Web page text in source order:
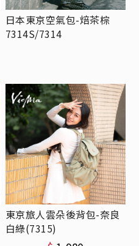
日本東京空氣包-焙茶棕
7314S/7314
東京旅人雲朵後背包-奈良
白綠(7315)